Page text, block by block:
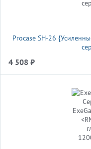
Procase SH-26
4 508 ₽